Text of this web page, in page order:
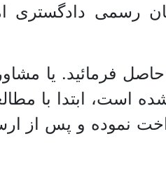
رسمی دادگستری
فرمائید. یا
است، ابتدا با
نموده و پس از